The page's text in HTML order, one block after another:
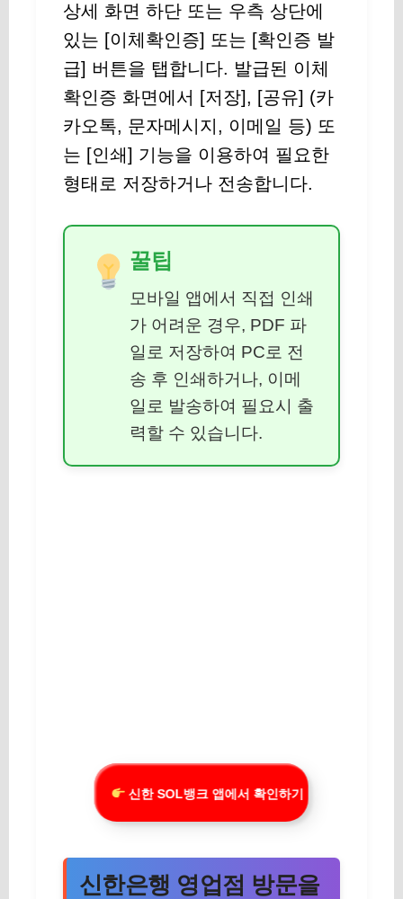
상세 화면 하단 또는 우측 상단에
있는 [이체확인증] 또는 [확인증 발
급] 버튼을 탭합니다. 발급된 이체
확인증 화면에서 [저장], [공유] (카
카오톡, 문자메시지, 이메일 등) 또
는 [인쇄] 기능을 이용하여 필요한
형태로 저장하거나 전송합니다.
꿀팁
모바일 앱에서 직접 인쇄
가 어려운 경우, PDF 파
일로 저장하여 PC로 전
송 후 인쇄하거나, 이메
일로 발송하여 필요시 출
력할 수 있습니다.
신한 SOL뱅크 앱에서 확인하기
신한은행 영업점 방문을